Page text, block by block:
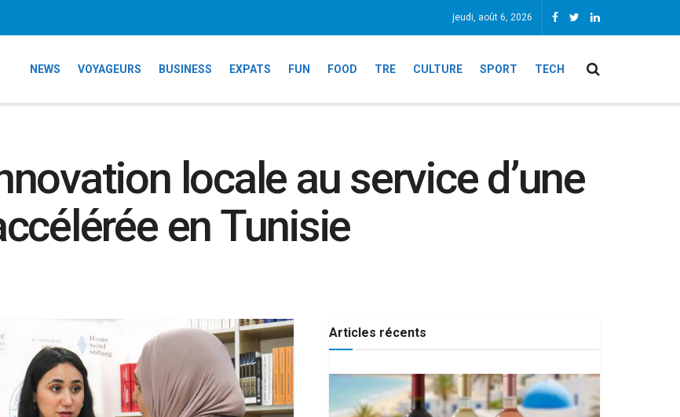
jeudi, août 6, 2026
NEWS VOYAGEURS BUSINESS EXPATS FUN FOOD TRE CULTURE SPORT TECH
locale au service d’une
en Tunisie
Articles récents